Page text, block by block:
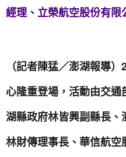
經理、立榮航空股份有限
（記者陳猛／澎湖報導
心隆重登場，活動由交
湖縣政府林皆興副縣長
林財傳理事長、華信航